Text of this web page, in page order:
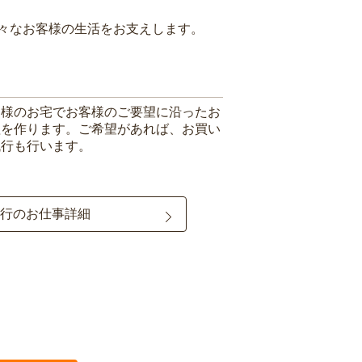
お客様の生活をお支えします。
のお宅でお客様のご要望に沿ったお
作ります。ご希望があれば、お買い
も行います。
のお仕事詳細